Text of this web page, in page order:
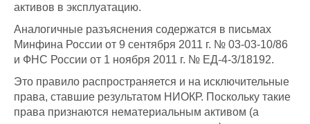
активов в эксплуатацию.
Аналогичные разъяснения содержатся в письмах
Минфина России от 9 сентября 2011 г. № 03-03-10/86
и ФНС России от 1 ноября 2011 г. № ЕД-4-3/18192.
Это правило распространяется и на исключительные
права, ставшие результатом НИОКР. Поскольку такие
права признаются нематериальным активом (а